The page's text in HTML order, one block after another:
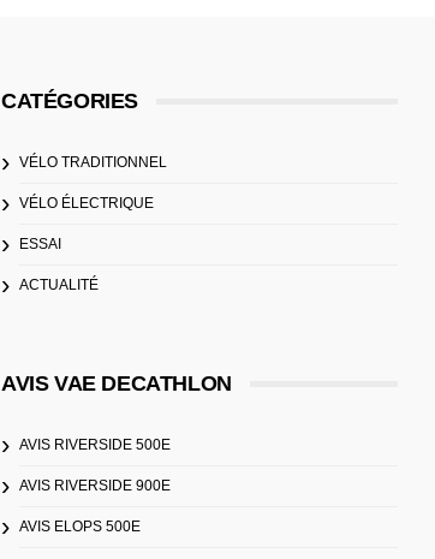
CATÉGORIES
VÉLO TRADITIONNEL
VÉLO ÉLECTRIQUE
ESSAI
ACTUALITÉ
AVIS VAE DECATHLON
AVIS RIVERSIDE 500E
AVIS RIVERSIDE 900E
AVIS ELOPS 500E